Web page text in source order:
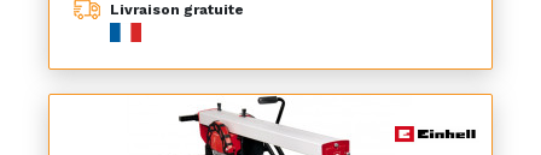
Livraison gratuite